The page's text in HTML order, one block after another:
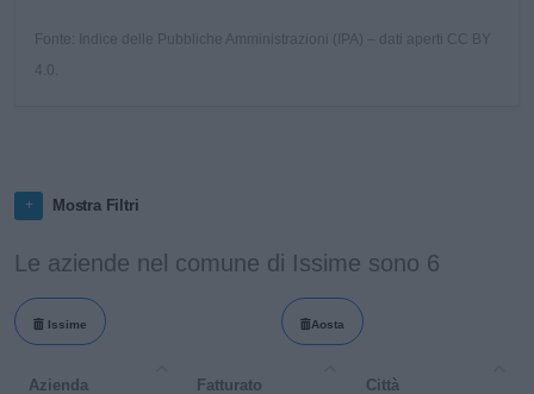
Fonte: Indice delle Pubbliche Amministrazioni (IPA) – dati aperti CC BY
Mostra Filtri
Le aziende nel comune di Issime sono 6
Issime Aosta
Azienda Fatturato Città